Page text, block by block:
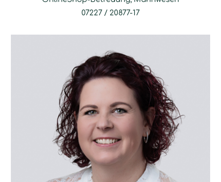
07227 / 20877-17